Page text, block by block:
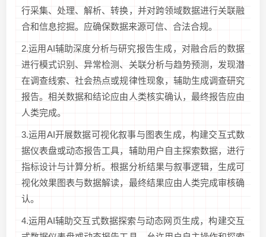
行采集、处理、解析、转换，并对跨领域数据进行关联融
合和信息挖掘。应确保数据来源可信、合法合规。
2.运用AI辅助深度分析与研究报告生成，对融合后的数据
进行模式识别、异常检测、关联分析与趋势预测，发现潜
在调查线索、社会热点或规律性现象，辅助生成调查研究
报告。相关数据和结论应由人类核实确认，最终报告应由
人类完成。
3.运用AI开展数据可视化叙事与图表生成，构建交互式数
据仪表盘或动态报告工具，辅助用户自主探索数据，进行
指标设计与计算分析。根据分析结果与叙事逻辑，生成可
视化效果图表与数据解读，最终结果应由人类完成审核确
认。
4.运用AI辅助交互式数据探索与动态网页生成，构建交互